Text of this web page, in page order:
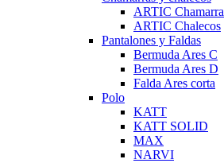
ARTIC Chamarra
ARTIC Chalecos
Pantalones y Faldas
Bermuda Ares C
Bermuda Ares D
Falda Ares corta
Polo
KATT
KATT SOLID
MAX
NARVI